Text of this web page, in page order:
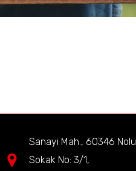
Sanayi Mah., 60346 Nolu
Sokak No: 3/1,